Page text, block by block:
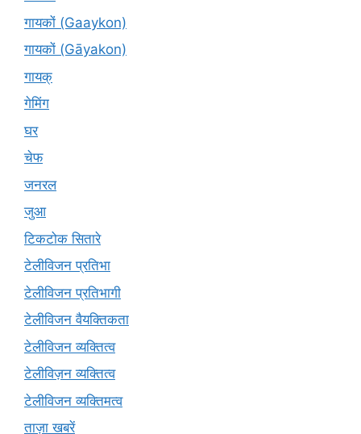
गायकों (Gaaykon)
गायकों (Gāyakon)
गायक्
गेमिंग
घर
चेफ
जनरल
जुआ
टिकटोक सितारे
टेलीविजन प्रतिभा
टेलीविजन प्रतिभागी
टेलीविजन वैयक्तिकता
टेलीविजन व्यक्तित्व
टेलीविज़न व्यक्तित्व
टेलीविजन व्यक्तिमत्व
ताज़ा खबरें